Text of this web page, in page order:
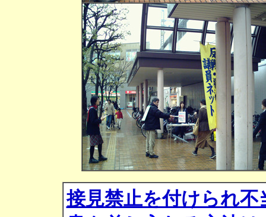
接見禁止を付けられ